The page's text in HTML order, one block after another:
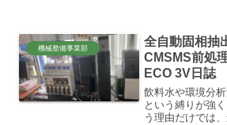
化にはエネルギ
機械整備事業部
全自動固相抽
CMSMS前処
ECO 3V日誌
飲料水や環境分
という縛りが強
う理由だけでは